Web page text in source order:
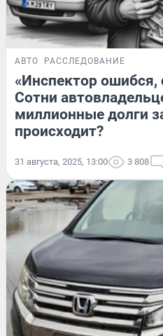
АВТО РАССЛЕДОВАНИЕ
«Инспектор ошибся,
Сотни
миллионные долги
происходит?
31 августа, 2025, 13:00 3 808